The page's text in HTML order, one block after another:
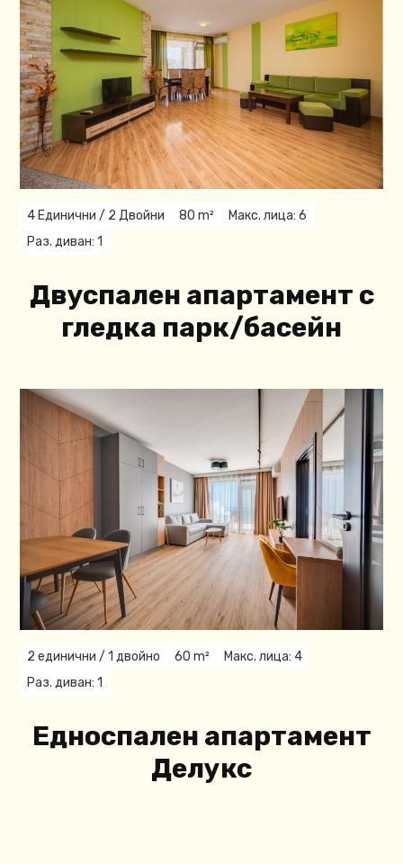
4 Единични / 2 Двойни 80 m²
Макс. лица: 6
Раз. диван: 1
Двуспален апартамент с
гледка парк/басейн
2 единични / 1 двойнo 60 m²
Макс. лица: 4
Раз. диван: 1
Едноспален апартамент
Делукс